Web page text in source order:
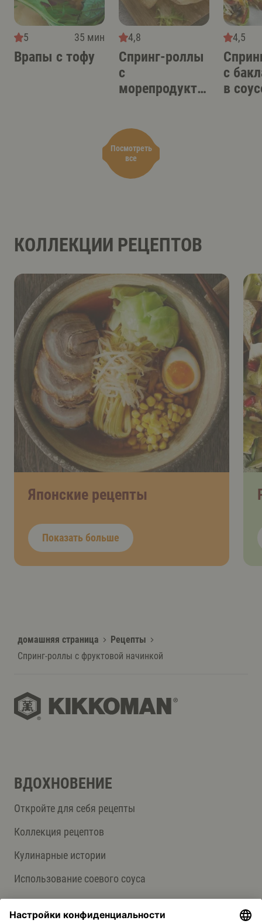
Посмотреть
все
5 35 мин
Врапы с тофу
4,8
Спринг-роллы
с
морепродукта
4,5
с
в
КОЛЛЕКЦИИ РЕЦЕПТОВ
Японские рецепты
Показать больше
домашняя страница
Рецепты
Спринг-роллы с фруктовой начинкой
ВДОХНОВЕНИЕ
Откройте для себя рецепты
Коллекция рецептов
Кулинарные истории
Использование соевого соуса
О НАС